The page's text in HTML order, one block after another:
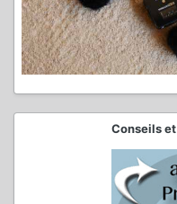
Conseils